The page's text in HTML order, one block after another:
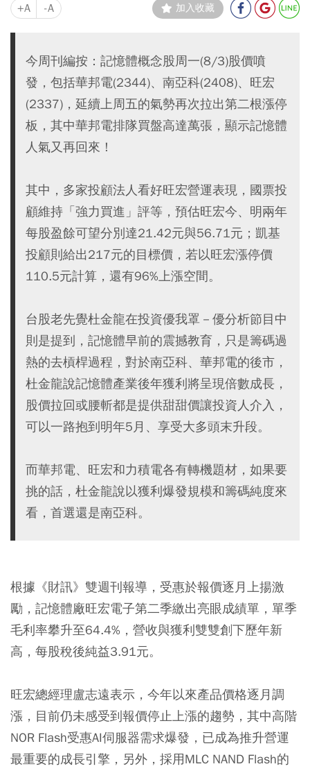
+A -A 加入收藏
今周刊編按：記憶體概念股周一(8/3)股價噴
發，包括華邦電(2344)、南亞科(2408)、旺宏
(2337)，延續上周五的氣勢再次拉出第二根漲停
板，其中華邦電排隊買盤高達萬張，顯示記憶體
人氣又再回來！
其中，多家投顧法人看好旺宏營運表現，國票投
顧維持「強力買進」評等，預估旺宏今、明兩年
每股盈餘可望分別達21.42元與56.71元；凱基
投顧則給出217元的目標價，若以旺宏漲停價
110.5元計算，還有96%上漲空間。
台股老先覺杜金龍在投資優我罩－優分析節目中
則是提到，記憶體早前的震撼教育，只是籌碼過
熱的去槓桿過程，對於南亞科、華邦電的後市，
杜金龍說記憶體產業後年獲利將呈現倍數成長，
股價拉回或腰斬都是提供甜甜價讓投資人介入，
可以一路抱到明年5月、享受大多頭末升段。
而華邦電、旺宏和力積電各有轉機題材，如果要
挑的話，杜金龍說以獲利爆發規模和籌碼純度來
看，首選還是南亞科。
根據《財訊》雙週刊報導，受惠於報價逐月上揚激
勵，記憶體廠旺宏電子第二季繳出亮眼成績單，單季
毛利率攀升至64.4%，營收與獲利雙雙創下歷年新
高，每股稅後純益3.91元。
旺宏總經理盧志遠表示，今年以來產品價格逐月調
漲，目前仍未感受到報價停止上漲的趨勢，其中高階
NOR Flash受惠AI伺服器需求爆發，已成為推升營運
最重要的成長引擎，另外，採用MLC NAND Flash的